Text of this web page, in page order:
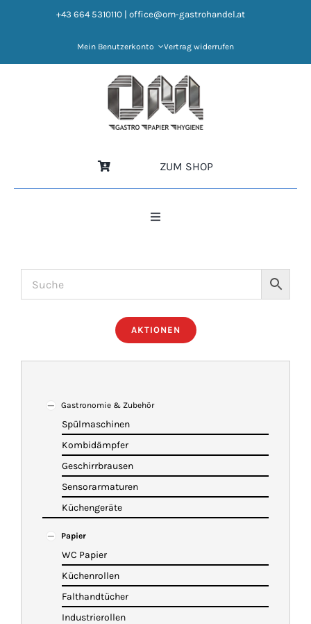
+43 664 5310110 office@om-gastrohandel.at
Mein Benutzerkonto Vertrag widerrufen
ZUM SHOP
Toggle
NEWS
ÜBER UNS
KATALOG
AKTIONEN
Gastronomie & Zubehör
Spülmaschinen
Kombidämpfer
Geschirrbrausen
Sensorarmaturen
Küchengeräte
Papier
WC Papier
Küchenrollen
Falthandtücher
Industrierollen